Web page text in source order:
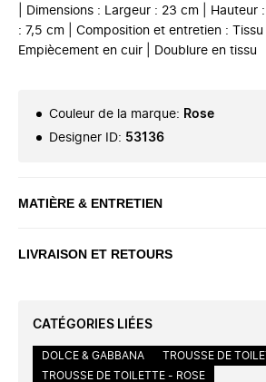
| Dimensions : Largeur : 23 cm | Hauteur
: 7,5 cm | Composition et entretien : Tissu
Empiècement en cuir | Doublure en tissu
Couleur de la marque: Rose
Designer ID: 53136
MATIÈRE & ENTRETIEN
LIVRAISON ET RETOURS
CATÉGORIES LIÉES
DOLCE & GABBANA
TROUSSE DE
TROUSSE DE TOILETTE - ROSE